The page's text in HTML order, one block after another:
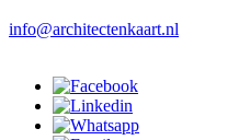
info@architectenkaart.nl